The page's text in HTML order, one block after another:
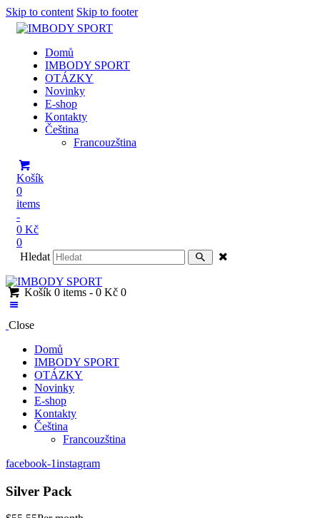
Skip to content Skip to footer
Domů
IMBODY SPORT
OTÁZKY
Novinky
E-shop
Kontakty
Čeština
Francouzština
Košík
0
items
-
0 Kč
0
Hledat
Košík 0 items - 0 Kč 0
Close
Domů
IMBODY SPORT
OTÁZKY
Novinky
E-shop
Kontakty
Čeština
Francouzština
facebook-1instagram
Silver Pack